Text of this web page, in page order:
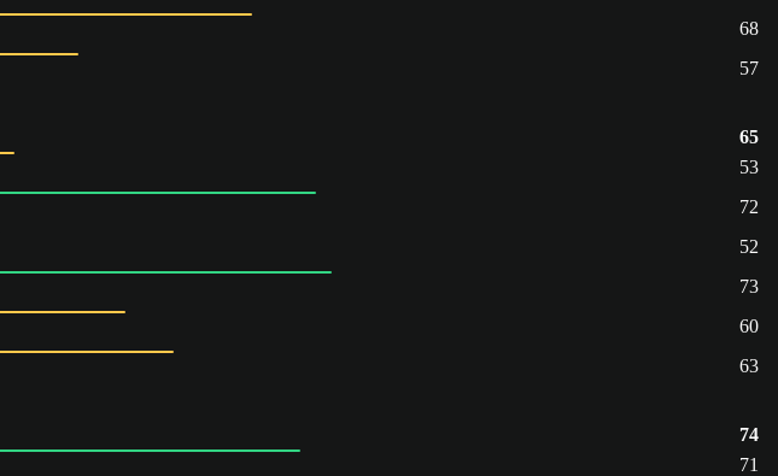
68
57
65
53
72
52
73
60
63
74
71